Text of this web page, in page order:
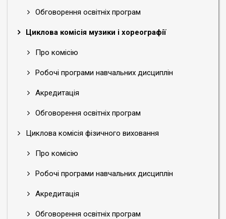
Обговорення освітніх програм
Циклова комісія музики і хореографії
Про комісію
Робочі програми навчальних дисциплін
Акредитація
Обговорення освітніх програм
Циклова комісія фізичного виховання
Про комісію
Робочі програми навчальних дисциплін
Акредитація
Обговорення освітніх програм